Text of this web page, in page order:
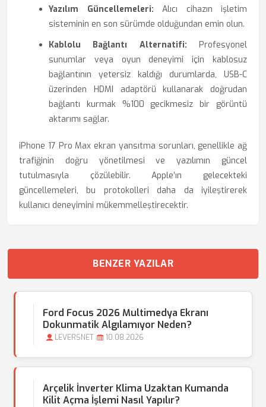
Yazılım Güncellemeleri: Alıcı cihazın işletim
sisteminin en son sürümde olduğundan emin olun.
Kablolu Bağlantı Alternatifi: Profesyonel
sunumlar veya oyun deneyimi için kablosuz
bağlantının yetersiz kaldığı durumlarda, USB-C
üzerinden HDMI adaptörü kullanarak doğrudan
bağlantı kurmak %100 gecikmesiz bir görüntü
aktarımı sağlar.
iPhone 17 Pro Max ekran yansıtma sorunları, genellikle ağ
trafiğinin doğru yönetilmesi ve yazılımın güncel
tutulmasıyla çözülebilir. Apple’ın gelecekteki
güncellemeleri, bu protokolleri daha da iyileştirerek
kullanıcı deneyimini mükemmelleştirecektir.
BENZER YAZILAR
Ford Focus 2026 Multimedya Ekranı
Dokunmatik Algılamıyor Neden?
LEVERSNET 10.08.2026
Arçelik İnverter Klima Uzaktan Kumanda
Kilit Açma İşlemi Nasıl Yapılır?